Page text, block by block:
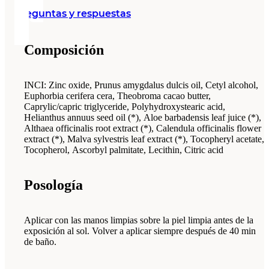
Preguntas y respuestas
Composición
INCI: Zinc oxide, Prunus amygdalus dulcis oil, Cetyl alcohol,
Euphorbia cerifera cera, Theobroma cacao butter,
Caprylic/capric triglyceride, Polyhydroxystearic acid,
Helianthus annuus seed oil (*), Aloe barbadensis leaf juice (*),
Althaea officinalis root extract (*), Calendula officinalis flower
extract (*), Malva sylvestris leaf extract (*), Tocopheryl acetate,
Tocopherol, Ascorbyl palmitate, Lecithin, Citric acid
Posología
Aplicar con las manos limpias sobre la piel limpia antes de la
exposición al sol. Volver a aplicar siempre después de 40 min
de baño.